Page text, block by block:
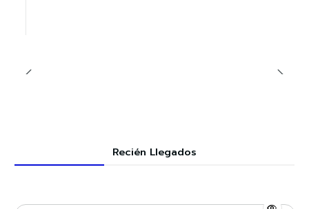
Recién Llegados